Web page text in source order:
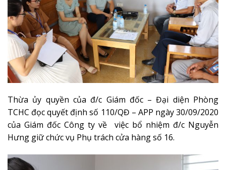
Thừa ủy quyền của đ/c Giám đốc – Đại diện Phòng
TCHC đọc quyết định số 110/QĐ – APP ngày 30/09/2020
của Giám đốc Công ty về việc bổ nhiệm đ/c Nguyễn
Hưng giữ chức vụ Phụ trách cửa hàng số 16.